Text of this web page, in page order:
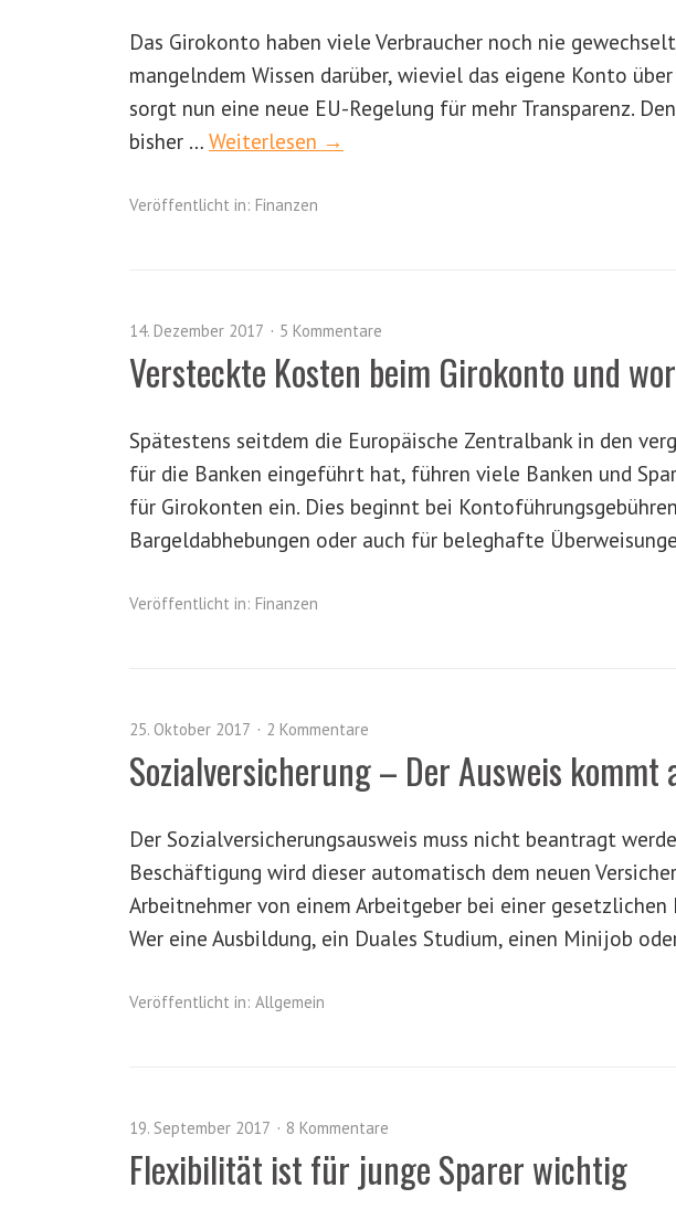
Das Girokonto haben viele Verbraucher noch nie
mangelndem Wissen darüber, wieviel das eigene Konto
sorgt nun eine neue EU-Regelung für mehr Transparenz.
bisher … Weiterlesen →
Veröffentlicht in: Finanzen
14. Dezember 2017 5 Kommentare
Versteckte Kosten beim Girokonto und
Spätestens seitdem die Europäische Zentralbank in den
für die Banken eingeführt hat, führen viele Banken und
für Girokonten ein. Dies beginnt bei
Bargeldabhebungen oder auch für beleghafte
Veröffentlicht in: Finanzen
25. Oktober 2017 2 Kommentare
Sozialversicherung – Der Ausweis kommt
Der Sozialversicherungsausweis muss nicht beantragt
Beschäftigung wird dieser automatisch dem neuen
Arbeitnehmer von einem Arbeitgeber bei einer gesetzlichen
Wer eine Ausbildung, ein Duales Studium, einen Minijob
Veröffentlicht in: Allgemein
19. September 2017 8 Kommentare
Flexibilität ist für junge Sparer wichtig